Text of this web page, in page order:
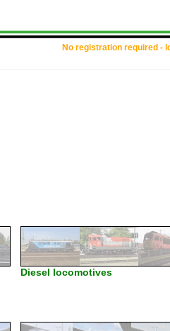
No registration required -
Diesel locomotives